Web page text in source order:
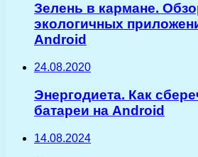
Зелень в кармане.
экологичных
Android
24.08.2020
Энергодиета. Как
батареи на Android
14.08.2024